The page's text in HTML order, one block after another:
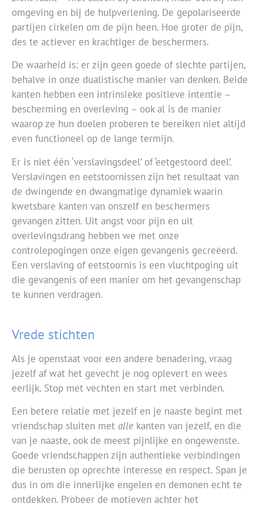
omgeving en bij de hulpverlening. De gepolariseerde
partijen cirkelen om de pijn heen. Hoe groter de pijn,
des te actiever en krachtiger de beschermers.
De waarheid is: er zijn geen goede of slechte partijen,
behalve in onze dualistische manier van denken. Beide
kanten hebben een intrinsieke positieve intentie –
bescherming en overleving – ook al is de manier
waarop ze hun doelen proberen te bereiken niet altijd
even functioneel op de lange termijn.
Er is niet één ‘verslavingsdeel’ of ‘eetgestoord deel’.
Verslavingen en eetstoornissen zijn het resultaat van
de dwingende en dwangmatige dynamiek waarin
kwetsbare kanten van onszelf en beschermers
gevangen zitten. Uit angst voor pijn en uit
overlevingsdrang hebben we met onze
controlepogingen onze eigen gevangenis gecreëerd.
Een verslaving of eetstoornis is een vluchtpoging uit
die gevangenis of een manier om het gevangenschap
te kunnen verdragen.
Vrede stichten
Als je openstaat voor een andere benadering, vraag
jezelf af wat het gevecht je nog oplevert en wees
eerlijk. Stop met vechten en start met verbinden.
Een betere relatie met jezelf en je naaste begint met
vriendschap sluiten met alle kanten van jezelf, en die
van je naaste, ook de meest pijnlijke en ongewenste.
Goede vriendschappen zijn authentieke verbindingen
die berusten op oprechte interesse en respect. Span je
dus in om die innerlijke engelen en demonen echt te
ontdekken. Probeer de motieven achter het